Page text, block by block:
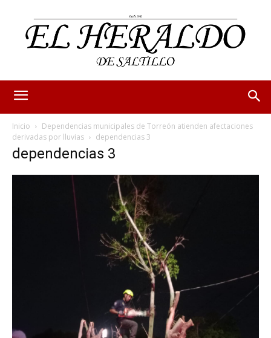
Inicio
Dependencias municipales de Torreón atienden afectaciones
derivadas por lluvias
dependencias 3
dependencias 3